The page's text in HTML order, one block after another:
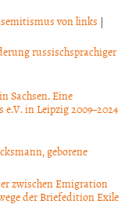
von links |
russischsprachiger
Sachsen. Eine
in Leipzig 2009–2024
geborene
zwischen Emigration
der Briefedition Exile